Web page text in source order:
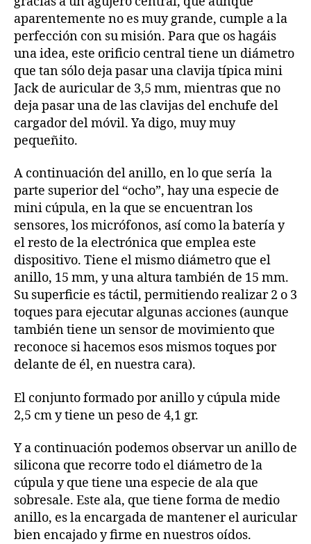
aparentemente no es muy grande, cumple a la
perfección con su misión. Para que os hagáis
una idea, este orificio central tiene un diámetro
que tan sólo deja pasar una clavija típica mini
Jack de auricular de 3,5 mm, mientras que no
deja pasar una de las clavijas del enchufe del
cargador del móvil. Ya digo, muy muy
pequeñito.
A continuación del anillo, en lo que sería la
parte superior del “ocho”, hay una especie de
mini cúpula, en la que se encuentran los
sensores, los micrófonos, así como la batería y
el resto de la electrónica que emplea este
dispositivo. Tiene el mismo diámetro que el
anillo, 15 mm, y una altura también de 15 mm.
Su superficie es táctil, permitiendo realizar 2 o 3
toques para ejecutar algunas acciones (aunque
también tiene un sensor de movimiento que
reconoce si hacemos esos mismos toques por
delante de él, en nuestra cara).
El conjunto formado por anillo y cúpula mide
2,5 cm y tiene un peso de 4,1 gr.
Y a continuación podemos observar un anillo de
silicona que recorre todo el diámetro de la
cúpula y que tiene una especie de ala que
sobresale. Este ala, que tiene forma de medio
anillo, es la encargada de mantener el auricular
bien encajado y firme en nuestros oídos.